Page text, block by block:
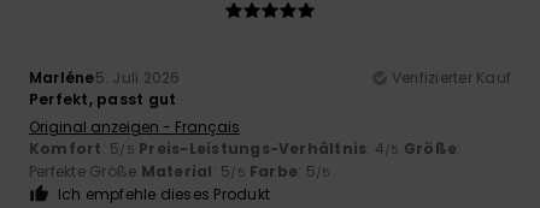
Marléne5. Juli 2026
Verifizierter Kauf
Perfekt, passt gut
Original anzeigen - Français
Komfort: 5/5 Preis-Leistungs-Verhältnis: 4/5 Größe:
Perfekte Größe Material: 5/5 Farbe: 5/5
Ich empfehle dieses Produkt